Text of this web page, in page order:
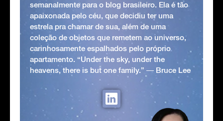
semanalmente para o blog brasileiro. Ela é tão
apaixonada pelo céu, que decidiu ter uma
estrela pra chamar de sua, além de uma
coleção de objetos que remetem ao universo,
carinhosamente espalhados pelo próprio
apartamento. “Under the sky, under the
heavens, there is but one family.” ― Bruce Lee